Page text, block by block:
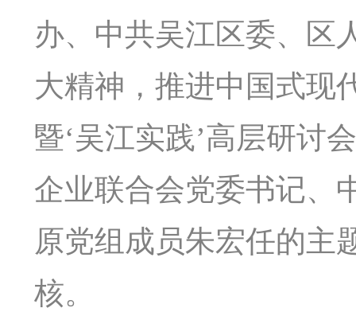
办、中共吴江区委、区
大精神，推进中国式
暨‘吴江实践’高层研讨
企业联合会党委书记、
原党组成员朱宏任的主
核。